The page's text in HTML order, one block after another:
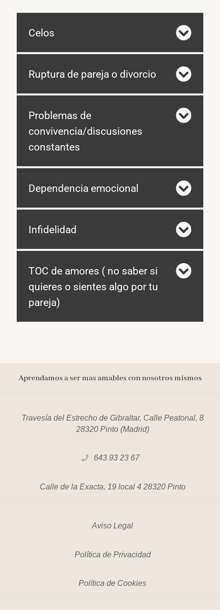
Celos
Ruptura de pareja o divorcio
Problemas de
convivencia/discusiones
constantes
Dependencia emocional
Infidelidad
TOC de amores ( no saber si
quieres o sientes algo por tu
pareja)
Aprendamos a ser mas amables con nosotros mismos
Travesía del Estrecho de Gibraltar, Calle Peatonal, 8
28320 Pinto (Madrid)
643 93 23 67
Calle de la Exacta, 19 local 4 28320 Pinto
Aviso Legal
Política de Privacidad
Política de Cookies